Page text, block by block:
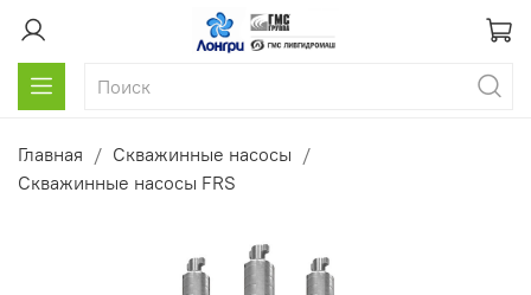
Главная
Скважинные насосы
Скважинные насосы FRS